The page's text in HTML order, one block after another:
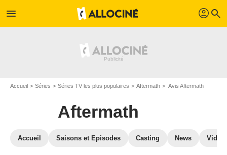
menu profil search
Accueil Séries Séries TV les plus populaires Aftermath Avis Aftermath
Aftermath
Accueil Saisons et Episodes Casting News